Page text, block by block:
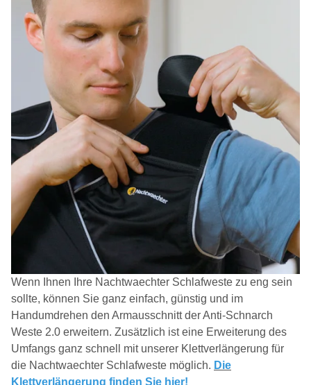
Wenn Ihnen Ihre Nachtwaechter Schlafweste zu eng sein
sollte, können Sie ganz einfach, günstig und im
Handumdrehen den Armausschnitt der Anti-Schnarch
Weste 2.0 erweitern. Zusätzlich ist eine Erweiterung des
Umfangs ganz schnell mit unserer Klettverlängerung für
die Nachtwaechter Schlafweste möglich. Die
Klettverlängerung finden Sie hier!